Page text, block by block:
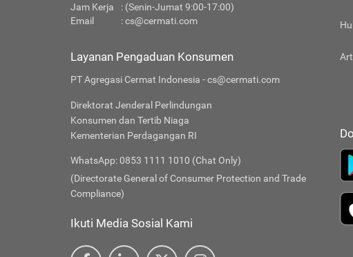
Jam Kerja
: (Senin-Jumat 9:00-17:00)
Email
:cs@cermati.com
Layanan Pengaduan Konsumen
PT Agregasi Cermat Indonesia - cs@cermati.com
Direktorat Jenderal Perlindungan
Konsumen dan Tertib Niaga
Kementerian Perdagangan RI
WhatsApp: 0853 1111 1010 (Chat Only)
(Directorate General of Consumer Protection and Trade
Compliance)
Ikuti Media Sosial Kami